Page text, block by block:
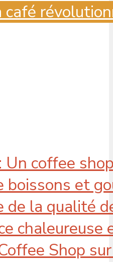
café
Un coffee
boissons et
de la qualité
chaleureuse
Shop